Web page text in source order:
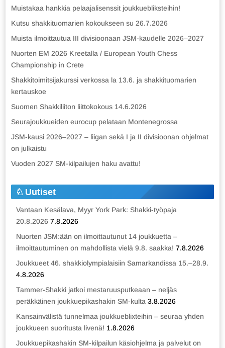
Muistakaa hankkia pelaajalisenssit joukkuebliksteihin!
Kutsu shakkituomarien kokoukseen su 26.7.2026
Muista ilmoittautua III divisioonaan JSM-kaudelle 2026–2027
Nuorten EM 2026 Kreetalla / European Youth Chess
Championship in Crete
Shakkitoimitsijakurssi verkossa la 13.6. ja shakkituomarien
kertauskoe
Suomen Shakkiliiton liittokokous 14.6.2026
Seurajoukkueiden eurocup pelataan Montenegrossa
JSM-kausi 2026–2027 – liigan sekä I ja II divisioonan ohjelmat
on julkaistu
Vuoden 2027 SM-kilpailujen haku avattu!
Uutiset
Vantaan Kesälava, Myyr York Park: Shakki-työpaja
20.8.2026 7.8.2026
Nuorten JSM:ään on ilmoittautunut 14 joukkuetta –
ilmoittautuminen on mahdollista vielä 9.8. saakka! 7.8.2026
Joukkueet 46. shakkiolympialaisiin Samarkandissa 15.–28.9.
4.8.2026
Tammer-Shakki jatkoi mestaruusputkeaan – neljäs
peräkkäinen joukkuepikashakin SM-kulta 3.8.2026
Kansainvälistä tunnelmaa joukkueblixteihin – seuraa yhden
joukkueen suoritusta livenä! 1.8.2026
Joukkuepikashakin SM-kilpailun käsiohjelma ja palvelut on